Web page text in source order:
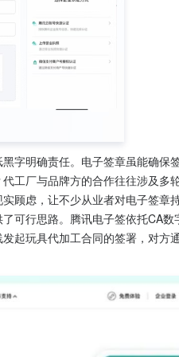
字明确责任。电子签章虽能确保
工厂与品牌方的合作往往涉及多
顾虑，让不少从业者对电子签章持
可行思路。腾讯电子签依托CA数
起玩具代加工合同的签署，对方